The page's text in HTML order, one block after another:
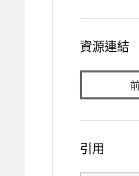
資源連結
引用